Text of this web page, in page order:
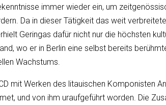
immer wieder ein, um
Da in dieser Tätigkeit das weit
Geringas dafür nicht nur die höchsten
wo er in Berlin eine selbst bereits
Wachstums.
mit Werken des litauischen Komponisten
und von ihm uraufgeführt worden. Die